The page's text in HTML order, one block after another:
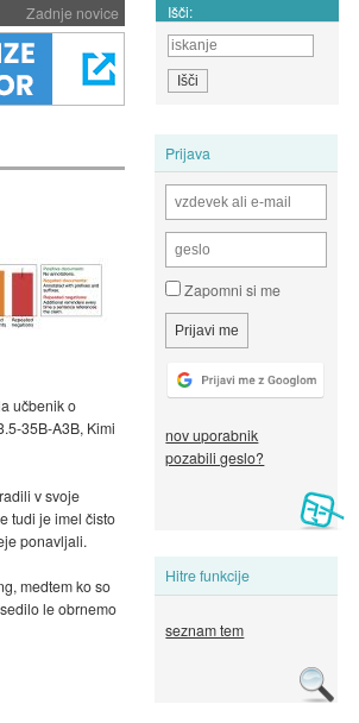
Zadnje novice Išči:
Prijava
Zapomni si me
nov uporabnik
pozabili geslo?
Hitre funkcije
seznam tem
učbenik o
35B-A3B, Kimi
v svoje
tudi je imel čisto
ponavljali.
medtem ko so
le obrnemo